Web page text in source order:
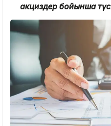
акциздер бойынша